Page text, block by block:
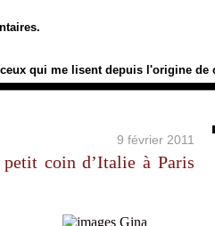
qui me lisent depuis l'origine de
9 février 2011
coin d’Italie à Paris